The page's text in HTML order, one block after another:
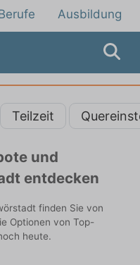
Ausbildung
Teilzeit
und
entdecken
finden Sie von
Optionen von Top-
heute.